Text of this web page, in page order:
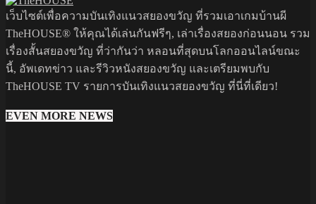
เว็บไซต์เพื่อความบันเทิงแนวสยองขวัญ ที่รวมเอาเกมบ้านผี
TheHOUSE® ให้คุณได้เล่นกันฟรีๆ, เล่าเรื่องสยองก่อนนอน รวม
เรื่องสั้นสยองขวัญ ที่ว่ากันว่า หลอนที่สุดบนโลกออนไลน์ขณะ
นี้, อัพเดทข่าว และรีวิวหนังสยองขวัญ และเตรียมพบกับ
TheHOUSE TV รายการบันเทิงแนวสยองขวัญ ที่นี่ที่เดียว!
EVEN MORE NEWS